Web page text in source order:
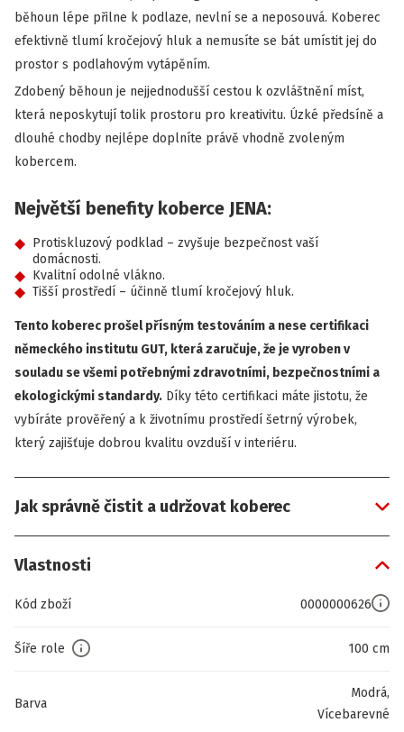
běhoun lépe přilne k podlaze, nevlní se a neposouvá. Koberec
efektivně tlumí kročejový hluk a nemusíte se bát umístit jej do
prostor s podlahovým vytápěním.
Zdobený běhoun je nejjednodušší cestou k ozvláštnění míst,
která neposkytují tolik prostoru pro kreativitu. Úzké předsíně a
dlouhé chodby nejlépe doplníte právě vhodně zvoleným
kobercem.
Největší benefity koberce JENA:
Protiskluzový podklad – zvyšuje bezpečnost vaší
domácnosti.
Kvalitní odolné vlákno.
Tišší prostředí – účinně tlumí kročejový hluk.
Tento koberec prošel přísným testováním a nese certifikaci
německého institutu GUT, která zaručuje, že je vyroben v
souladu se všemi potřebnými zdravotními, bezpečnostními a
ekologickými standardy. Díky této certifikaci máte jistotu, že
vybíráte prověřený a k životnímu prostředí šetrný výrobek,
který zajišťuje dobrou kvalitu ovzduší v interiéru.
Jak správně čistit a udržovat koberec
Vlastnosti
Kód zboží 0000000626
Šíře role 100 cm
Barva
Modrá,
Vícebarevné